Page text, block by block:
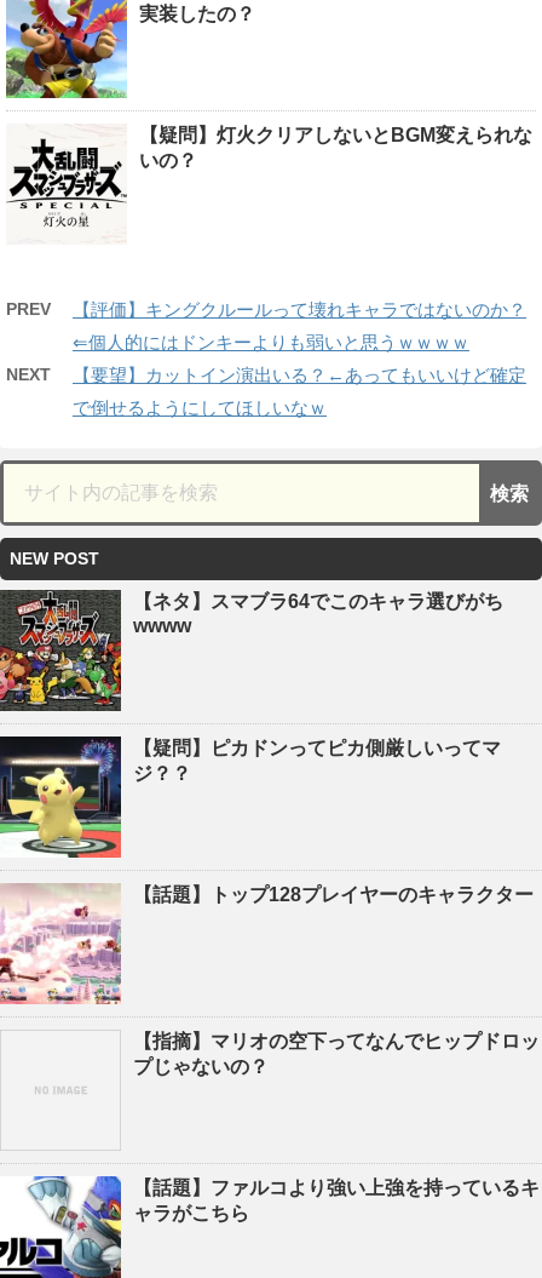
実装したの？
【疑問】灯火クリアしないとBGM変えられな
いの？
PREV
【評価】キングクルールって壊れキャラではないのか？
⇐個人的にはドンキーよりも弱いと思うｗｗｗｗ
NEXT
【要望】カットイン演出いる？←あってもいいけど確定
で倒せるようにしてほしいなｗ
NEW POST
【ネタ】スマブラ64でこのキャラ選びがち
wwww
【疑問】ピカドンってピカ側厳しいってマ
ジ？？
【話題】トップ128プレイヤーのキャラクター
【指摘】マリオの空下ってなんでヒップドロッ
プじゃないの？
【話題】ファルコより強い上強を持っているキ
ャラがこちら